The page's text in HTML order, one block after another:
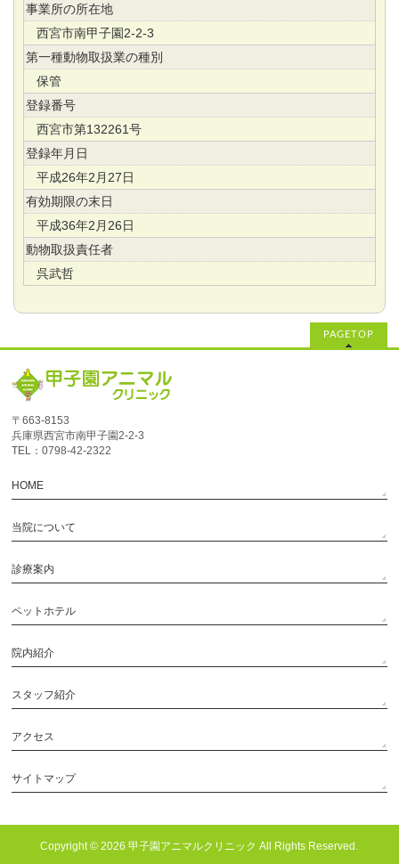
事業所の所在地
西宮市南甲子園2-2-3
第一種動物取扱業の種別
保管
登録番号
西宮市第132261号
登録年月日
平成26年2月27日
有効期限の末日
平成36年2月26日
動物取扱責任者
呉武哲
PAGETOP
〒663-8153
兵庫県西宮市南甲子園2‐2‐3
TEL：0798-42-2322
HOME
当院について
診療案内
ペットホテル
院内紹介
スタッフ紹介
アクセス
サイトマップ
Copyright © 2026甲子園アニマルクリニック All Rights Reserved.